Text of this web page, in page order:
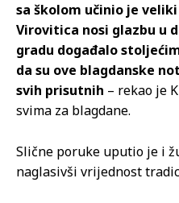
sa školom učinio je
Virovitica nosi glazbu u
gradu događalo
da su ove blagdanske
svih prisutnih – rekao je
svima za blagdane.
Slične poruke uputio je i
naglasivši vrijednost